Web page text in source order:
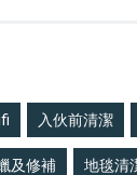
入伙前清潔
及修補 地毯清